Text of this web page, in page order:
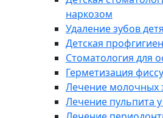
наркозом
Удаление зубов
Детская
Стоматология для
Герметизация
Лечение молочных
Лечение пульпита